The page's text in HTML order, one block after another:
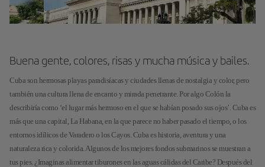
Buena gente, colores, risas y mucha música y bailes.
Cuba son hermosas playas paradisíacas y ciudades llenas de nostalgia y color, pero
también una cultura llena de encanto y mirada penetrante. Por algo Colón la
describiría como ‘el lugar más hermoso en el que se habían posado sus ojos’. Cuba es
más que una capital, La Habana, en la que parece no haber pasado el tiempo, o los
entornos idílicos de Varadero o los Cayos. Cuba es historia, aventura y una
naturaleza rica y colorida. Algunos de los mejores fondos submarinos se muestran a
tus pies. ¿Imaginas alimentar tiburones en las aguas cálidas del Caribe? Después del